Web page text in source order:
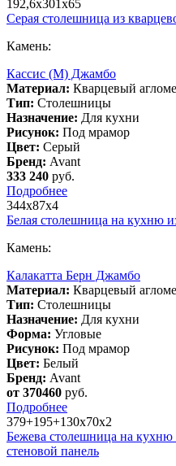
192,6х301х65
Серая столешница из
Камень:
Кассис (М) Джамбо
Материал: Кварцевый
Тип: Столешницы
Назначение: Для кухни
Рисунок: Под мрамор
Цвет: Серый
Бренд: Avant
333 240 руб.
Подробнее
344х87х4
Белая столешница на кухню
Камень:
Калакатта Берн Джамбо
Материал: Кварцевый
Тип: Столешницы
Назначение: Для кухни
Форма: Угловые
Рисунок: Под мрамор
Цвет: Белый
Бренд: Avant
от 370460 руб.
Подробнее
379+195+130х70х2
Бежева столешница на кухню
стеновой панель